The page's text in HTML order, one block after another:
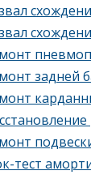
задней
тест